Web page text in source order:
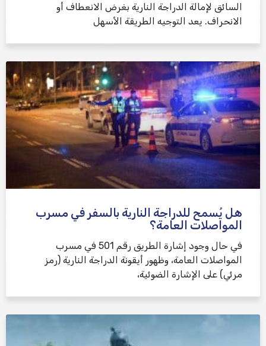
السائق لإمالة الدراجة النارية بغرض الانعطاف أو
الانحراف. يعد التوجيه الطريقة الأسهل
هل يُسمح للدراجة النارية بالسفر في مسرب
المواصلات العامة؟
في حال وجود إشارة الطريق رقم 501 في مسرب
المواصلات العامة، وظهور أيقونة الدراجة النارية (رمز
مرئي) على الإشارة الضوئية،